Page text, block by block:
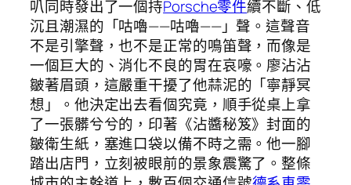
叭同時發出了一個持Porsche零件續不斷、低
沉且潮濕的「咕嚕——咕嚕——」聲。這聲音
不是引擎聲，也不是正常的鳴笛聲，而像是
一個巨大的、消化不良的胃在哀嚎。廖沾沾
皺著眉頭，這嚴重干擾了他蒜泥的「寧靜冥
想」。他決定出去看個究竟，順手從桌上拿
了一張髒兮兮的，印著《沾醬秘笈》封面的
皺衛生紙，塞進口袋以備不時之需。他一腳
踏出店門，立刻被眼前的景象震驚了。整條